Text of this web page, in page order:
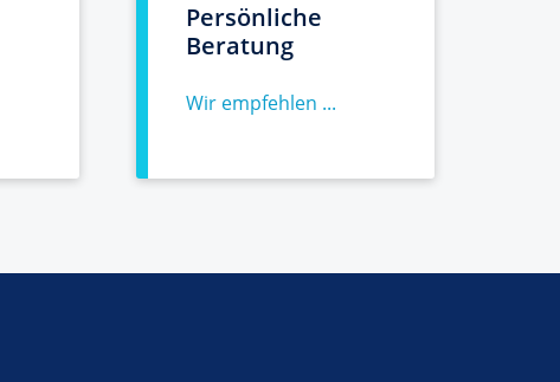
Persönliche
Beratung
Wir empfehlen ...